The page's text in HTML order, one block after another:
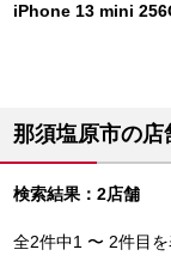
iPhone 13 mini
那須塩原市の
検索結果：2店舗
全2件中1 〜 2件目